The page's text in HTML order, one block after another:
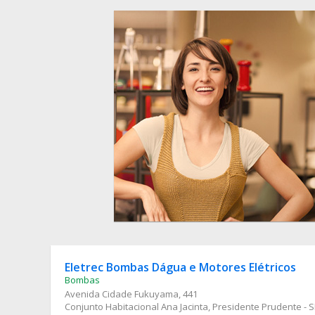
Eletrec Bombas Dágua e Motores Elétricos
Bombas
Avenida Cidade Fukuyama, 441
Conjunto Habitacional Ana Jacinta, Presidente Prudente -